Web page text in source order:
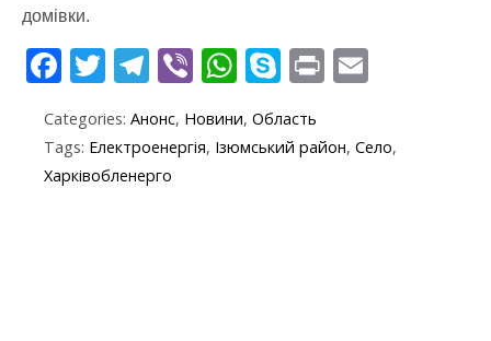
домівки.
F
e
b
T
itt
er
T
e
gr
Vi
er
W
at
S
y
p
Pr
t ai
Categories: Анонс, Новини, Область
Tags: Електроенергія, Ізюмський район, Село,
Харківобленерго